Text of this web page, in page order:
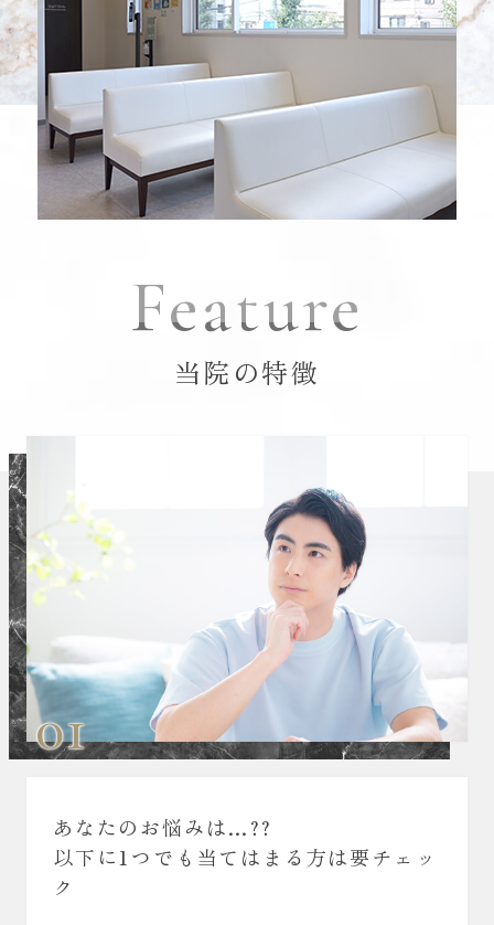
Feature
当院の特徴
01
あなたのお悩みは…??
以下に1つでも当てはまる方は要チェッ
ク